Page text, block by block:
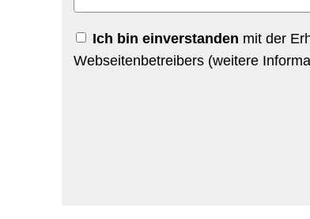
Ich bin einverstanden mit der
Webseitenbetreibers (weitere